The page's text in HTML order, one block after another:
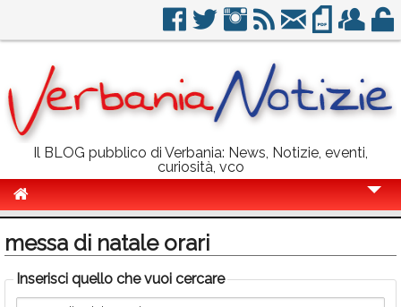
Il BLOG pubblico di Verbania: News, Notizie, eventi,
curiosità, vco
Politica
Sport
messa di natale orari
Inserisci quello che vuoi cercare